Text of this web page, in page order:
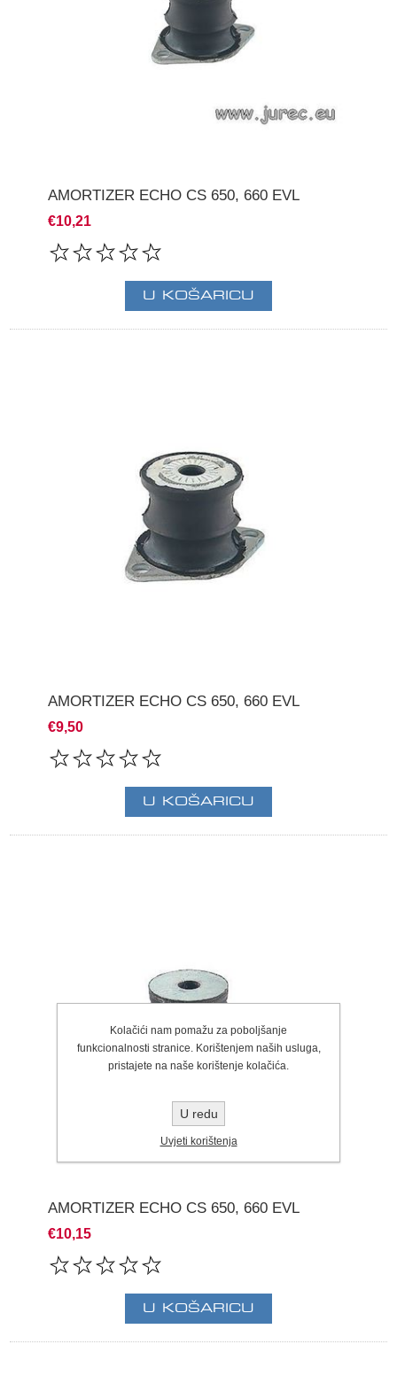
AMORTIZER ECHO CS 650, 660 EVL
€10,21
AMORTIZER ECHO CS 650, 660 EVL
€9,50
AMORTIZER ECHO CS 650, 660 EVL
€10,15
Kolačići nam pomažu za poboljšanje
funkcionalnosti stranice. Korištenjem naših usluga,
pristajete na naše korištenje kolačića.
U redu
Uvjeti korištenja